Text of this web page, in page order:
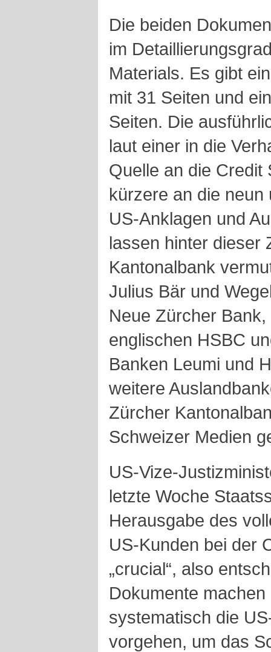
Die beiden
im
Materials. Es gibt
mit 31 Seiten und
Seiten. Die
laut einer in die
Quelle an die Credit
kürzere an die
US-Anklagen und
lassen hinter dieser
Kantonalbank
Julius Bär und
Neue Zürcher
englischen HSBC
Banken Leumi und
weitere
Zürcher
Schweizer Medien
US-Vize-
letzte Woche
Herausgabe des
US-Kunden bei der
„crucial“, also
Dokumente
systematisch die
vorgehen, um das